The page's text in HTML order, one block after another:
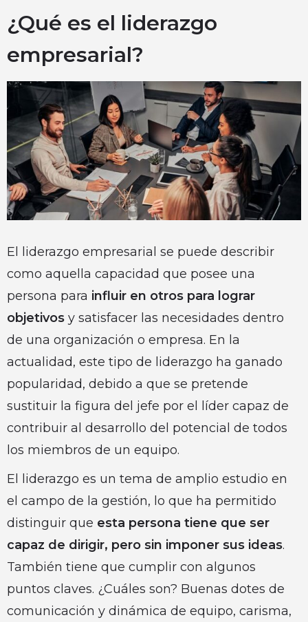
¿Qué es el liderazgo
empresarial?
El liderazgo empresarial se puede describir
como aquella capacidad que posee una
persona para influir en otros para lograr
objetivos y satisfacer las necesidades dentro
de una organización o empresa. En la
actualidad, este tipo de liderazgo ha ganado
popularidad, debido a que se pretende
sustituir la figura del jefe por el líder capaz de
contribuir al desarrollo del potencial de todos
los miembros de un equipo.
El liderazgo es un tema de amplio estudio en
el campo de la gestión, lo que ha permitido
distinguir que esta persona tiene que ser
capaz de dirigir, pero sin imponer sus ideas.
También tiene que cumplir con algunos
puntos claves. ¿Cuáles son? Buenas dotes de
comunicación y dinámica de equipo, carisma,